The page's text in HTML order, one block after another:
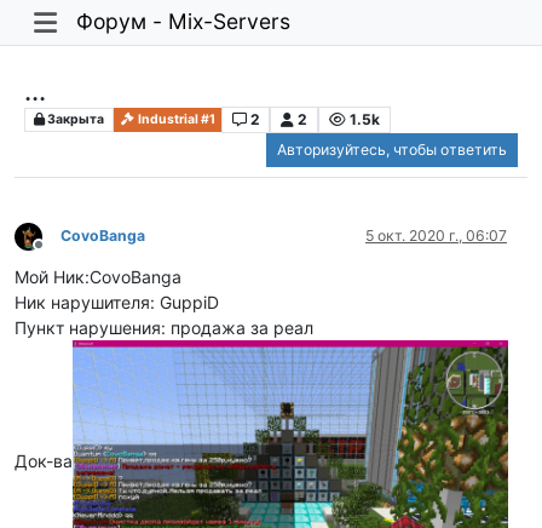
Форум - Mix-Servers
...
Закрыта Industrial #1 2 2
1.5k
Авторизуйтесь, чтобы ответить
Не в сети
CovoBanga 5 окт. 2020 г., 06:07
Мой Ник:CovoBanga
Ник нарушителя: GuppiD
Пункт нарушения: продажа за реал
Док-ва